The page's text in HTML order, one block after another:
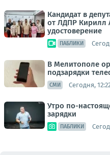
Кандидат в
от ЛДПР Кирилл
удостоверение
ПАБЛИКИ
В Мелитополе
подзарядки
СМИ Сегодня,
Утро по-
зарядки
ПАБЛИКИ